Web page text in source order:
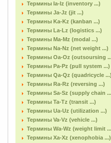
Термины Ia-Iz (inventory ...)
Термины Ja-Jz (jit ...)
Термины Ka-Kz (kanban ...)
Термины La-Lz (logistics ...)
Термины Ma-Mz (modal ...)
Термины Na-Nz (net weight ...)
Термины Oa-Oz (outsoursing
Термины Pa-Pz (pull system ...)
Термины Qa-Qz (quadricycle ...)
Термины Ra-Rz (reversing ...)
Термины Sa-Sz (supply chain
Термины Ta-Tz (transit ...)
Термины Ua-Uz (utilization ...)
Термины Va-Vz (vehicle ...)
Термины Wa-Wz (weight limit
Термины Xa-Xz (xenophobia ...)